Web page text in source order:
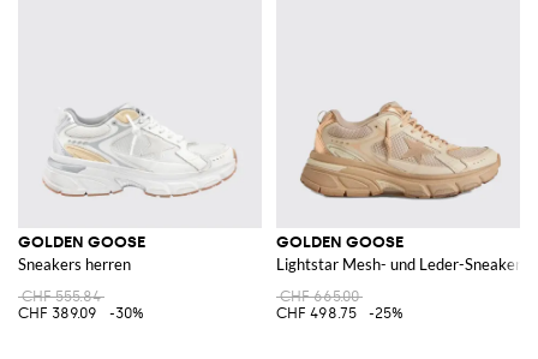
GOLDEN GOOSE
Sneakers herren
CHF 555.84
CHF 389.09
-30%
GOLDEN GOOSE
Lightstar Mesh- und Leder-Sneakers
CHF 665.00
CHF 498.75
-25%